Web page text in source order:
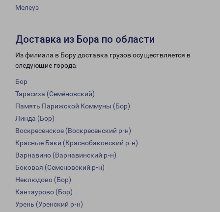
Мелеуз
Доставка из Бора по области
Из филиала в Бору доставка грузов осуществляется в
следующие города:
Бор
Тарасиха (Семёновский)
Память Парижской Коммуны (Бор)
Линда (Бор)
Воскресенское (Воскресенский р-н)
Красные Баки (Краснобаковский р-н)
Варнавино (Варнавинский р-н)
Боковая (Семеновский р-н)
Неклюдово (Бор)
Кантаурово (Бор)
Урень (Уренский р-н)